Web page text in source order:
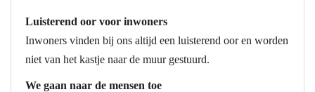
Luisterend oor voor inwoners
Inwoners vinden bij ons altijd een luisterend oor en worden
niet van het kastje naar de muur gestuurd.
We gaan naar de mensen toe